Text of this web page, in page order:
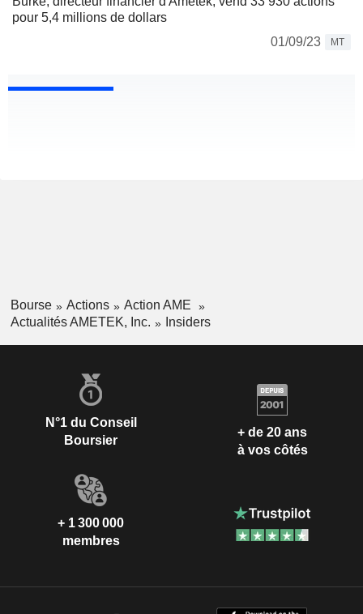
pour 5,4 millions de dollars
01/09/23
MT
Bourse Actions
Action AME
Actualités AMETEK, Inc.
Insiders
N°1 du Conseil
Boursier
+ de 20 ans
à vos côtés
+ 1 300 000
membres